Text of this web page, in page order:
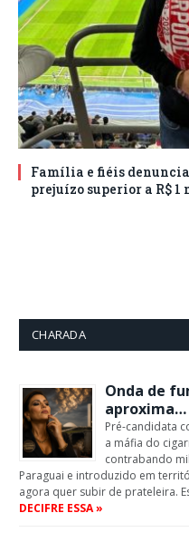
Família e fiéis
prejuízo superior a R$ 1
CHARADA
Onda de
aproxima…
Pré-candidata
a máfia do
contrabando
Paraguai e introduzido em
agora quer subir de prateleira.
DECIFRE ESSA »